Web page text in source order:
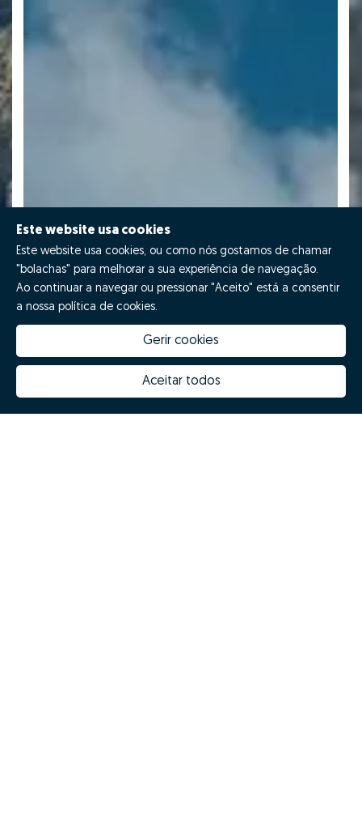
Este website usa cookies
Este website usa cookies, ou como nós gostamos de chamar
"bolachas" para melhorar a sua experiência de navegação.
Ao continuar a navegar ou pressionar "Aceito" está a consentir
a nossa política de cookies.
Gerir cookies
Aceitar todos